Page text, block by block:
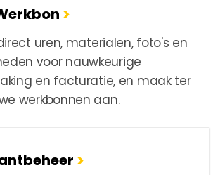
>
uren, materialen, foto's en
voor nauwkeurige
en facturatie, en maak ter
werkbonnen aan.
>